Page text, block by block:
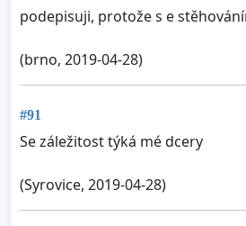
podepisuji, protože s e
(brno, 2019-04-28)
#91
Se záležitost týká mé dcery
(Syrovice, 2019-04-28)